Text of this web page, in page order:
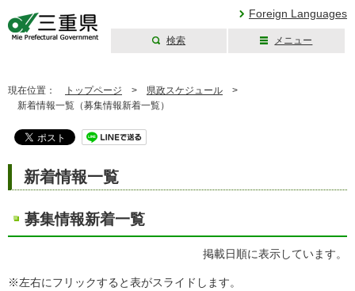
Foreign Languages
検索 メニュー
現在位置： トップページ > 県政スケジュール >
新着情報一覧（募集情報新着一覧）
新着情報一覧
募集情報新着一覧
掲載日順に表示しています。
※左右にフリックすると表がスライドします。